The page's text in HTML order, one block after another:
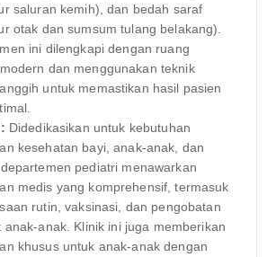
saluran kemih), dan bedah saraf
otak dan sumsum tulang belakang).
ini dilengkapi dengan ruang
dan menggunakan teknik
untuk memastikan hasil pasien
Didedikasikan untuk kebutuhan
kesehatan bayi, anak-anak, dan
pediatri menawarkan
medis yang komprehensif, termasuk
rutin, vaksinasi, dan pengobatan
anak-anak. Klinik ini juga memberikan
khusus untuk anak-anak dengan